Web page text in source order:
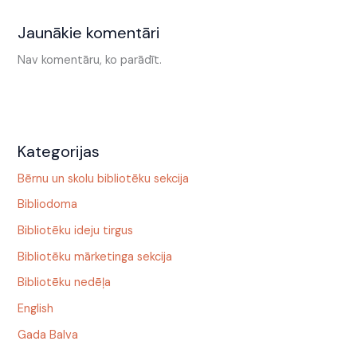
Jaunākie komentāri
Nav komentāru, ko parādīt.
Kategorijas
Bērnu un skolu bibliotēku sekcija
Bibliodoma
Bibliotēku ideju tirgus
Bibliotēku mārketinga sekcija
Bibliotēku nedēļa
English
Gada Balva